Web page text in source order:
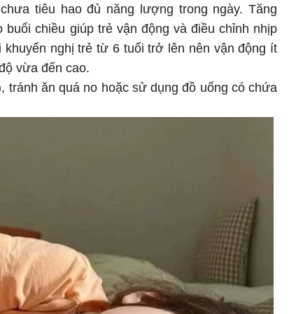
tiêu hao đủ năng lượng trong ngày. Tăng
chiều giúp trẻ vận động và điều chỉnh nhịp
nghị trẻ từ 6 tuổi trở lên nên vận động ít
vừa đến cao.
tránh ăn quá no hoặc sử dụng đồ uống có chứa